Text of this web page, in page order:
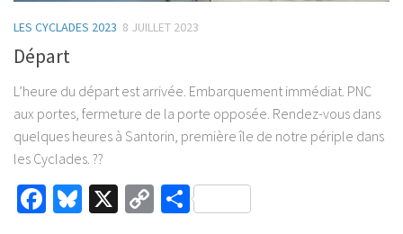
LES CYCLADES 2023 8 JUILLET 2023
Départ
L’heure du départ est arrivée. Embarquement immédiat. PNC
aux portes, fermeture de la porte opposée. Rendez-vous dans
quelques heures à Santorin, première île de notre périple dans
les Cyclades. ??
Facebook
Bluesky
X
CopyPartager